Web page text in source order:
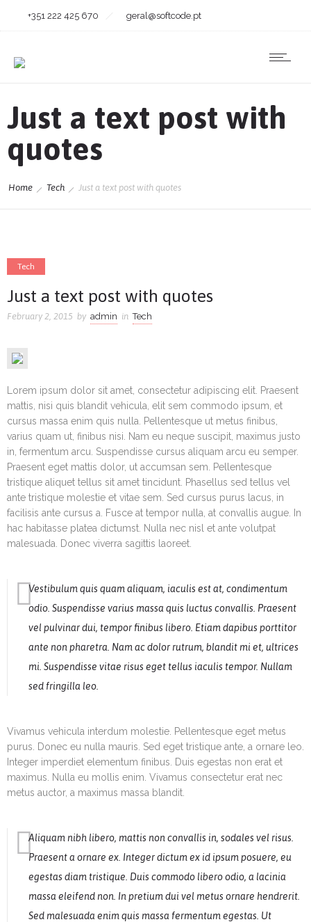
+351 222 425 670 geral@softcode.pt
Just a text post with
quotes
Home Tech Just a text post with quotes
Tech
Just a text post with quotes
February 2, 2015 by admin in Tech
Lorem ipsum dolor sit amet, consectetur adipiscing elit. Praesent
mattis, nisi quis blandit vehicula, elit sem commodo ipsum, et
cursus massa enim quis nulla. Pellentesque ut metus finibus,
varius quam ut, finibus nisi. Nam eu neque suscipit, maximus justo
in, fermentum arcu. Suspendisse cursus aliquam arcu eu semper.
Praesent eget mattis dolor, ut accumsan sem. Pellentesque
tristique aliquet tellus sit amet tincidunt. Phasellus sed tellus vel
ante tristique molestie et vitae sem. Sed cursus purus lacus, in
facilisis ante cursus a. Fusce at tempor nulla, at convallis augue. In
hac habitasse platea dictumst. Nulla nec nisl et ante volutpat
malesuada. Donec viverra sagittis laoreet.
Vestibulum quis quam aliquam, iaculis est at, condimentum
odio. Suspendisse varius massa quis luctus convallis. Praesent
vel pulvinar dui, tempor finibus libero. Etiam dapibus porttitor
ante non pharetra. Nam ac dolor rutrum, blandit mi et, ultrices
mi. Suspendisse vitae risus eget tellus iaculis tempor. Nullam
sed fringilla leo.
Vivamus vehicula interdum molestie. Pellentesque eget metus
purus. Donec eu nulla mauris. Sed eget tristique ante, a ornare leo.
Integer imperdiet elementum finibus. Duis egestas non erat et
maximus. Nulla eu mollis enim. Vivamus consectetur erat nec
metus auctor, a maximus massa blandit.
Aliquam nibh libero, mattis non convallis in, sodales vel risus.
Praesent a ornare ex. Integer dictum ex id ipsum posuere, eu
egestas diam tristique. Duis commodo libero odio, a lacinia
massa eleifend non. In pretium dui vel metus ornare hendrerit.
Sed malesuada enim quis massa fermentum egestas. Ut